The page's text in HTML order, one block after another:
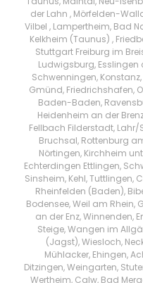
der Lahn , Mörfelden-
Vilbel , Lampertheim, Bad
Kelkheim (Taunus) ,
Stuttgart Freiburg im
Ludwigsburg,
Schwenningen,
Gmünd, Friedrichshafen,
Baden-Baden,
Heidenheim an der
Fellbach Filderstadt,
Bruchsal, Rottenburg
Nörtingen, Kirchheim
Echterdingen Ettlingen,
Sinsheim, Kehl, Tuttlingen,
Rheinfelden (Baden),
Bodensee, Weil am Rhein,
an der Enz, Winnenden,
Steige, Wangen im
(Jagst), Wiesloch,
Mühlacker, Ehingen,
Ditzingen, Weingarten,
Wertheim, Calw, Bad